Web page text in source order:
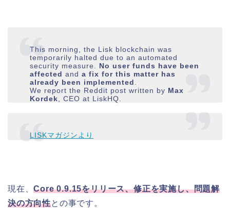
This morning, the Lisk blockchain was
temporarily halted due to an automated
security measure. No user funds have been
affected anda fix for this matter has
already been implemented
We report the Reddit post written by Max
Kordek , CEO at LiskHQ.
LISKマガジンより
現在、Core 0.9.15をリリース、修正を実施し、問題解
決の方向性との事です。